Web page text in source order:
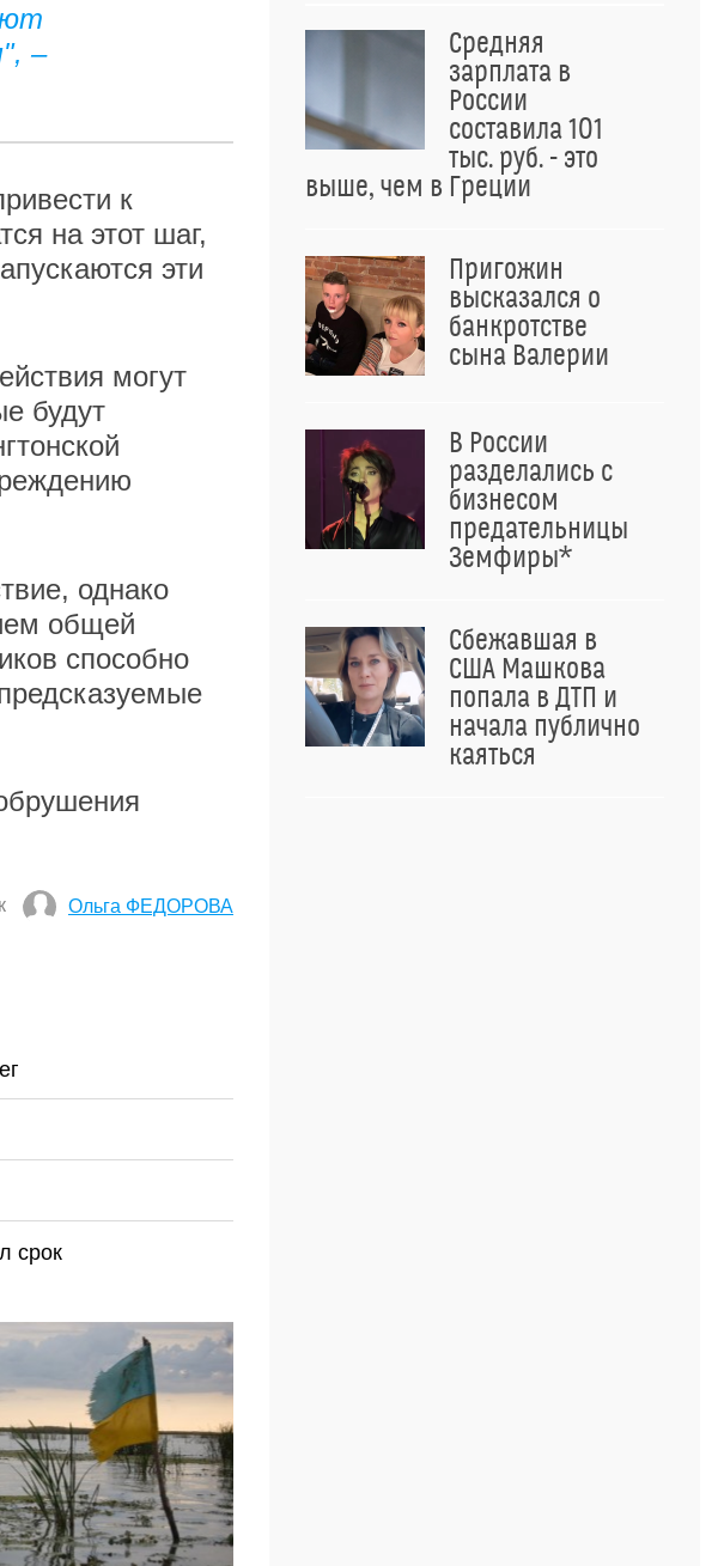
–
к
на этот шаг,
эти
могут
будут
однако
общей
способно
Ольга ФЕДОРОВА
срок
Средняя
зарплата в
России
составила 101
тыс. руб. - это
выше, чем в Греции
Пригожин
высказался о
банкротстве
сына Валерии
В России
разделались с
бизнесом
предательницы
Земфиры*
Сбежавшая в
США Машкова
попала в ДТП и
начала публично
каяться